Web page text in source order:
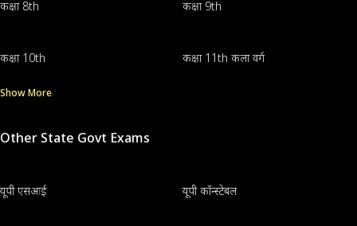
कक्षा 8th कक्षा 9th
कक्षा 10th कक्षा 11th कला वर्ग
Show More
Other State Govt Exams
यूपी एसआई यूपी कॉन्स्टेबल